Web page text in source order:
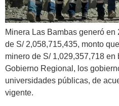
Minera Las Bambas generó
de S/ 2,058,715,435, monto
minero de S/ 1,029,357,718 en
Gobierno Regional, los
universidades públicas, de
vigente.